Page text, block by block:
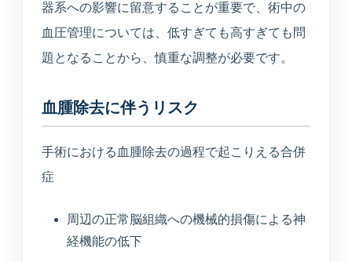
器系への影響に留意することが重要で、術中の
血圧管理については、低すぎても高すぎても問
題となることから、慎重な調整が必要です。
血腫除去に伴うリスク
手術における血腫除去の過程で起こりえる合併
症
周辺の正常脳組織への機械的損傷による神
経機能の低下